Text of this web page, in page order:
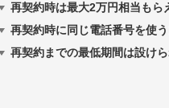
再契約時は最大2万円相当もら
再契約時に同じ電話番号を使う
再契約までの最低期間は設け